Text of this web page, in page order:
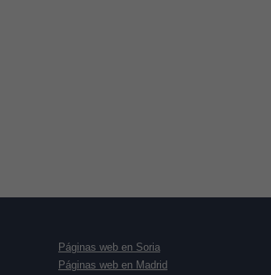
Páginas web en Soria
Páginas web en Madrid